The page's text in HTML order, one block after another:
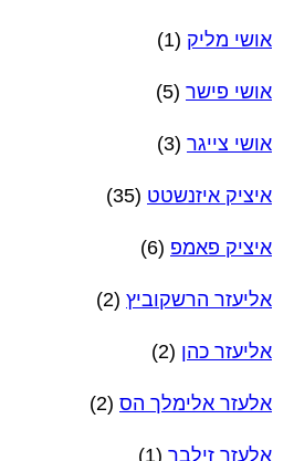
אושי מליק (1)
אושי פישר (5)
אושי צייגר (3)
איציק איזנשטט (35)
איציק פאמפ (6)
אליעזר הרשקוביץ (2)
אליעזר כהן (2)
אלעזר אלימלך הס (2)
אלעזר זילבר (1)